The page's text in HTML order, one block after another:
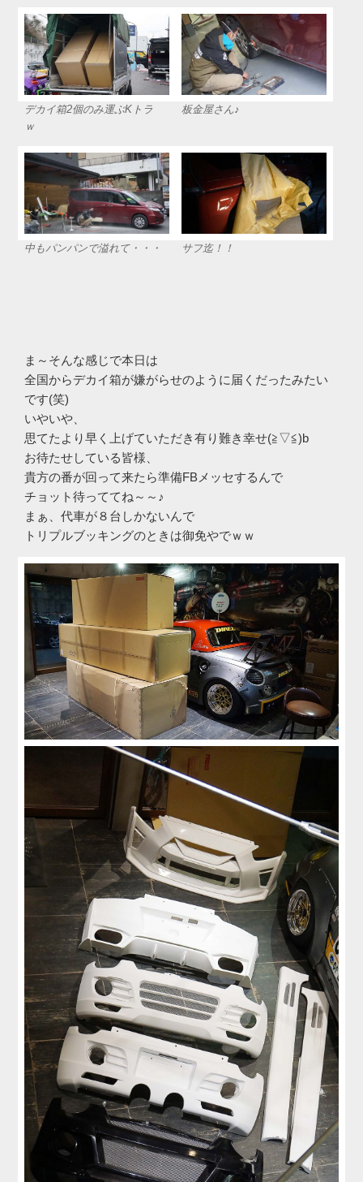
デカイ箱2個のみ運ぶKトラ
ｗ
板金屋さん♪
中もパンパンで溢れて・・・ サフ迄！！
ま～そんな感じで本日は
全国からデカイ箱が嫌がらせのように届くだったみたい
です(笑)
いやいや、
思てたより早く上げていただき有り難き幸せ(≧▽≦)b
お待たせしている皆様、
貴方の番が回って来たら準備FBメッセするんで
チョット待っててね～～♪
まぁ、代車が８台しかないんで
トリプルブッキングのときは御免やでｗｗ